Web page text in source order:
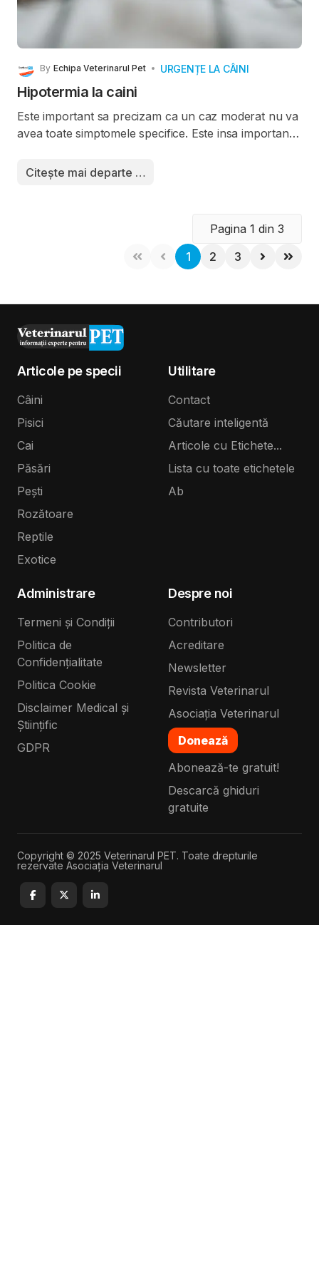
By Echipa Veterinarul Pet URGENȚE LA CÂINI
Hipotermia la caini
Este important sa precizam ca un caz moderat nu va
avea toate simptomele specifice. Este insa important
unele din simptomele descrise in acest articol.
sunati medicul veterinar, daca simptomele nu se
Citește mai departe …
Pagina 1 din 3
1
2 3
Articole pe specii
Câini
Pisici
Cai
Păsări
Pești
Rozătoare
Reptile
Exotice
Utilitare
Contact
Căutare inteligentă
Articole cu Etichete...
Lista cu toate etichetele
Ab
Administrare
Termeni și Condiții
Politica de
Confidențialitate
Politica Cookie
Disclaimer Medical și
Științific
GDPR
Despre noi
Contributori
Acreditare
Newsletter
Revista Veterinarul
Asociația Veterinarul
Donează
Abonează-te gratuit!
Descarcă ghiduri
gratuite
Copyright © 2025 Veterinarul PET. Toate drepturile
rezervate Asociația Veterinarul